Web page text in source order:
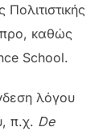
καθώς
School.
λόγου
π.χ. De